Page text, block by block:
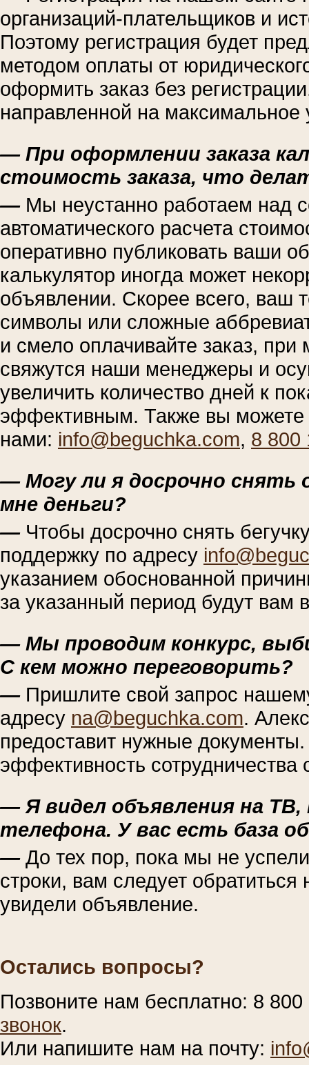
организаций-плательщиков и
Поэтому регистрация будет
методом оплаты от
оформить заказ без
направленной на
— При оформлении заказа
стоимость заказа, что
— Мы неустанно работаем над
автоматического расчета
оперативно публиковать ваши
калькулятор иногда может
объявлении. Скорее всего, ваш
символы или сложные
и смело оплачивайте заказ,
свяжутся наши менеджеры и
увеличить количество дней к
эффективным. Также вы можете
нами: info@beguchka.com, 8 800
— Могу ли я досрочно снять
мне деньги?
— Чтобы досрочно снять
поддержку по адресу
указанием обоснованной
за указанный период будут вам
— Мы проводим конкурс,
С кем можно переговорить?
— Пришлите свой запрос
адресу na@beguchka.com.
предоставит нужные
эффективность сотрудничества
— Я видел объявления на ТВ,
телефона. У вас есть база
— До тех пор, пока мы не
строки, вам следует
увидели объявление.
Остались вопросы?
Позвоните нам бесплатно: 8
звонок.
Или напишите нам на почту: